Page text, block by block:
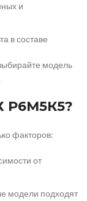
и
в составе
модель
Р6М5К5?
факторов:
от
модели подходят